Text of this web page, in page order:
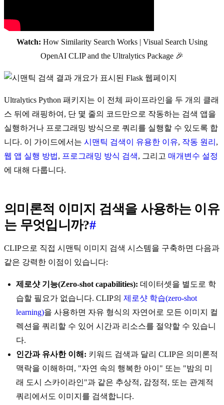
Watch: How Similarity Search Works | Visual Search Using
OpenAI CLIP and the Ultralytics Package 🎉
Ultralytics Python 패키지는 이 전체 파이프라인을 두 개의 클래
스 뒤에 래핑하여, 단 몇 줄의 코드만으로 작동하는 검색 앱을
실행하거나 프로그래밍 방식으로 쿼리를 실행할 수 있도록 합
니다. 이 가이드에서는 시맨틱 검색이 유용한 이유, 작동 원리 ,
웹 앱 실행 방법, 프로그래밍 방식 검색, 그리고 매개변수 설정
에 대해 다룹니다.
의미론적 이미지 검색을 사용하는 이유
는 무엇입니까?#
CLIP으로 직접 시맨틱 이미지 검색 시스템을 구축하면 다음과
같은 강력한 이점이 있습니다:
제로샷 기능(Zero-shot capabilities): 데이터셋을 별도로 학
습할 필요가 없습니다. CLIP의 제로샷 학습(zero-shot
learning)을 사용하면 자유 형식의 자연어로 모든 이미지 컬
렉션을 쿼리할 수 있어 시간과 리소스를 절약할 수 있습니
다.
인간과 유사한 이해: 키워드 검색과 달리 CLIP은 의미론적
맥락을 이해하며, "자연 속의 행복한 아이" 또는 "밤의 미
래 도시 스카이라인"과 같은 추상적, 감정적, 또는 관계적
쿼리에서도 이미지를 검색합니다.